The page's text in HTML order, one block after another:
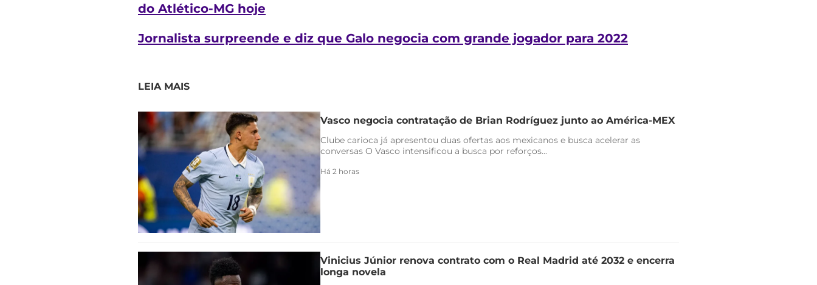
do Atlético-MG hoje
Jornalista surpreende e diz que Galo negocia com grande jogador para 2022
LEIA MAIS
Vasco negocia contratação de Brian Rodríguez junto ao América-MEX
Clube carioca já apresentou duas ofertas aos mexicanos e busca acelerar as
conversas O Vasco intensificou a busca por reforços...
Há 2 horas
Vinicius Júnior renova contrato com o Real Madrid até 2032 e encerra
longa novela